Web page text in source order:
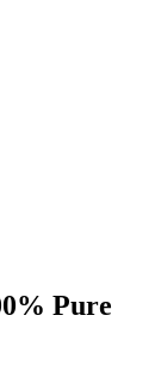
Pure